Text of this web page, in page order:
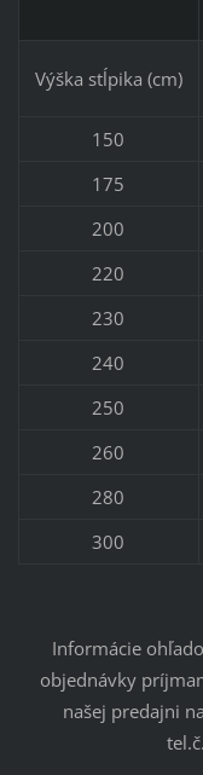
Výška stĺpika (cm)
150
175
200
220
230
240
250
260
280
300
Informácie
objednávky
našej predajni na